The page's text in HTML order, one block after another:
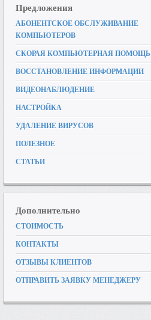
Предложения
АБОНЕНТСКОЕ ОБСЛУЖИВАНИЕ
КОМПЬЮТЕРОВ
СКОРАЯ КОМПЬЮТЕРНАЯ ПОМОЩЬ
ВОССТАНОВЛЕНИЕ ИНФОРМАЦИИ
ВИДЕОНАБЛЮДЕНИЕ
НАСТРОЙКА
УДАЛЕНИЕ ВИРУСОВ
ПОЛЕЗНОЕ
СТАТЬИ
Дополнительно
СТОИМОСТЬ
КОНТАКТЫ
ОТЗЫВЫ КЛИЕНТОВ
ОТПРАВИТЬ ЗАЯВКУ МЕНЕДЖЕРУ